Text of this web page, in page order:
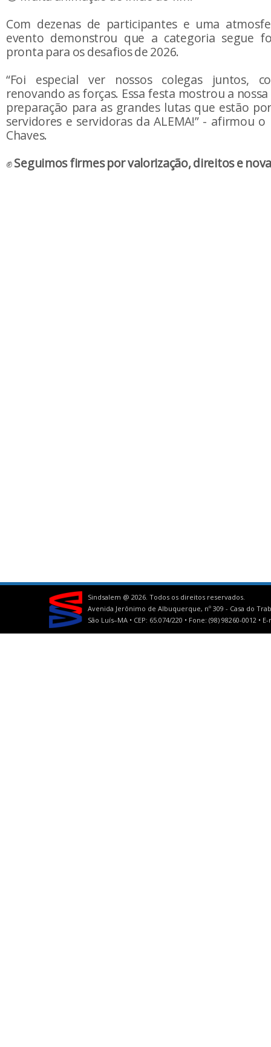
Com dezenas de participantes e uma
evento demonstrou que a categoria segue
pronta para os desafios de 2026.
“Foi especial ver nossos colegas juntos,
renovando as forças. Essa festa mostrou a
preparação para as grandes lutas que estão
servidores e servidoras da ALEMA!” - afirmou
Chaves.
✊Seguimos firmes por valorização, direitos e
Sindsalem @ 2026. Todos os direitos reservados.
Avenida Jerônimo de Albuquerque, nº 309 - Casa do
São Luís–MA • CEP: 65.074/220 • Fone: (98) 98260-0012